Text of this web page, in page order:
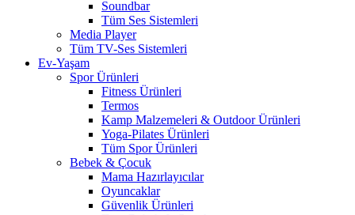
Soundbar
Tüm Ses Sistemleri
Media Player
Tüm TV-Ses Sistemleri
Ev-Yaşam
Spor Ürünleri
Fitness Ürünleri
Termos
Kamp Malzemeleri & Outdoor Ürünleri
Yoga-Pilates Ürünleri
Tüm Spor Ürünleri
Bebek & Çocuk
Mama Hazırlayıcılar
Oyuncaklar
Güvenlik Ürünleri